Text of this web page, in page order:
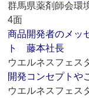
群馬県薬剤師会環
4面
商品開発者のメッ
ト 藤本社長
ウエルネスフェス
開発コンセプトや
ウエルネスフェス